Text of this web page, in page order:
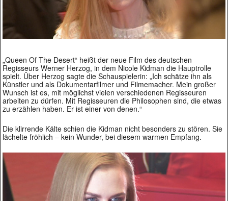
„Queen Of The Desert“ heißt der neue Film des deutschen
Regisseurs Werner Herzog, in dem Nicole Kidman die Hauptrolle
spielt. Über Herzog sagte die Schauspielerin: „Ich schätze ihn als
Künstler und als Dokumentarfilmer und Filmemacher. Mein großer
Wunsch ist es, mit möglichst vielen verschiedenen Regisseuren
arbeiten zu dürfen. Mit Regisseuren die Philosophen sind, die etwas
zu erzählen haben. Er ist einer von denen.“
Die klirrende Kälte schien die Kidman nicht besonders zu stören. Sie
lächelte fröhlich – kein Wunder, bei diesem warmen Empfang.